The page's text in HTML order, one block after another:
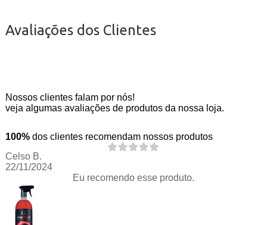
Avaliações dos Clientes
Nossos clientes falam por nós!
veja algumas avaliações de produtos da nossa loja.
100% dos clientes recomendam nossos produtos
Celso B.
22/11/2024
Eu recomendo esse produto.